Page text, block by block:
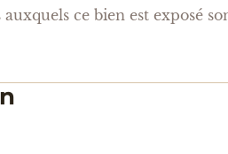
ce bien est exposé